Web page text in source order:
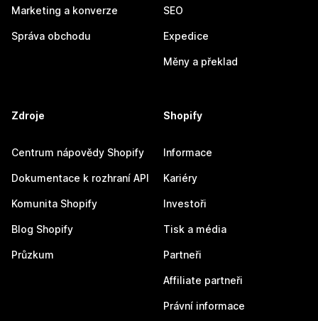
Marketing a konverze
Správa obchodu
SEO
Expedice
Měny a překlad
Zdroje
Centrum nápovědy Shopify
Dokumentace k rozhraní API
Komunita Shopify
Blog Shopify
Průzkum
Shopify
Informace
Kariéry
Investoři
Tisk a média
Partneři
Affiliate partneři
Právní informace